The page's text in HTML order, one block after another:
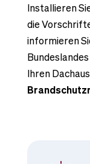
Installieren
die
informieren
Ihren